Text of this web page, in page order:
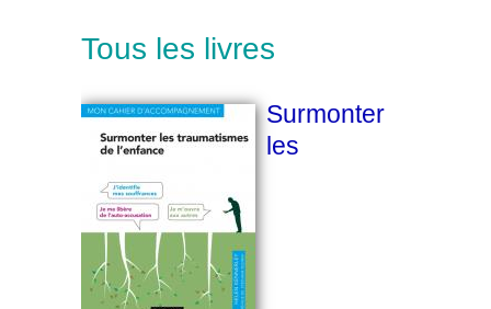
Tous les livres
Surmonter
les